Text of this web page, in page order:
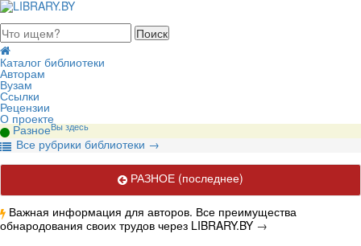
2026, понедельник
Каталог библиотеки
Авторам
Вузам
Ссылки
Рецензии
О проекте
РазноеВы здесь
Все рубрики библиотеки →
РАЗНОЕ (последнее)
Важная информация для авторов. Все преимущества
обнародования своих трудов через LIBRARY.BY →
Публикации на разные темы ("без рубрики").